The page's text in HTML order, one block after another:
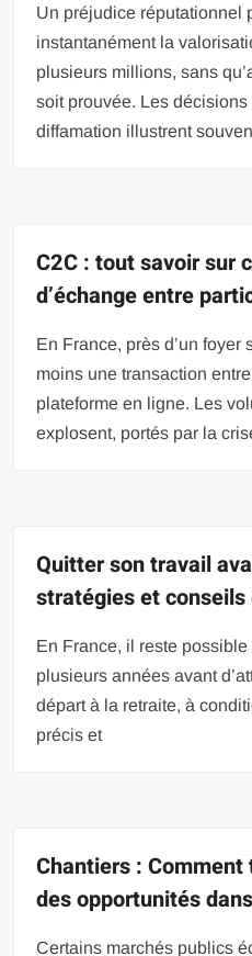
Un préjudice réputationnel
instantanément la
plusieurs millions, sans
soit prouvée. Les
diffamation illustrent
C2C : tout savoir sur
d’échange entre
En France, près d’un
moins une transaction
plateforme en ligne. Les
explosent, portés par la
Quitter son travail
stratégies et
En France, il reste
plusieurs années avant
départ à la retraite, à
précis et
Chantiers :
des opportunités
Certains marchés publics